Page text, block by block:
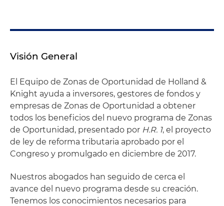
Visión General
El Equipo de Zonas de Oportunidad de Holland &
Knight ayuda a inversores, gestores de fondos y
empresas de Zonas de Oportunidad a obtener
todos los beneficios del nuevo programa de Zonas
de Oportunidad, presentado por H.R. 1, el proyecto
de ley de reforma tributaria aprobado por el
Congreso y promulgado en diciembre de 2017.
Nuestros abogados han seguido de cerca el
avance del nuevo programa desde su creación.
Tenemos los conocimientos necesarios para